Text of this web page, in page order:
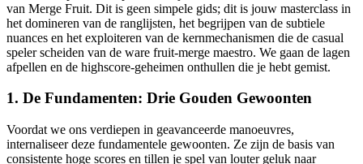
van Merge Fruit. Dit is geen simpele gids; dit is jouw masterclass in
het domineren van de ranglijsten, het begrijpen van de subtiele
nuances en het exploiteren van de kernmechanismen die de casual
speler scheiden van de ware fruit-merge maestro. We gaan de lagen
afpellen en de highscore-geheimen onthullen die je hebt gemist.
1. De Fundamenten: Drie Gouden Gewoonten
Voordat we ons verdiepen in geavanceerde manoeuvres,
internaliseer deze fundamentele gewoonten. Ze zijn de basis van
consistente hoge scores en tillen je spel van louter geluk naar